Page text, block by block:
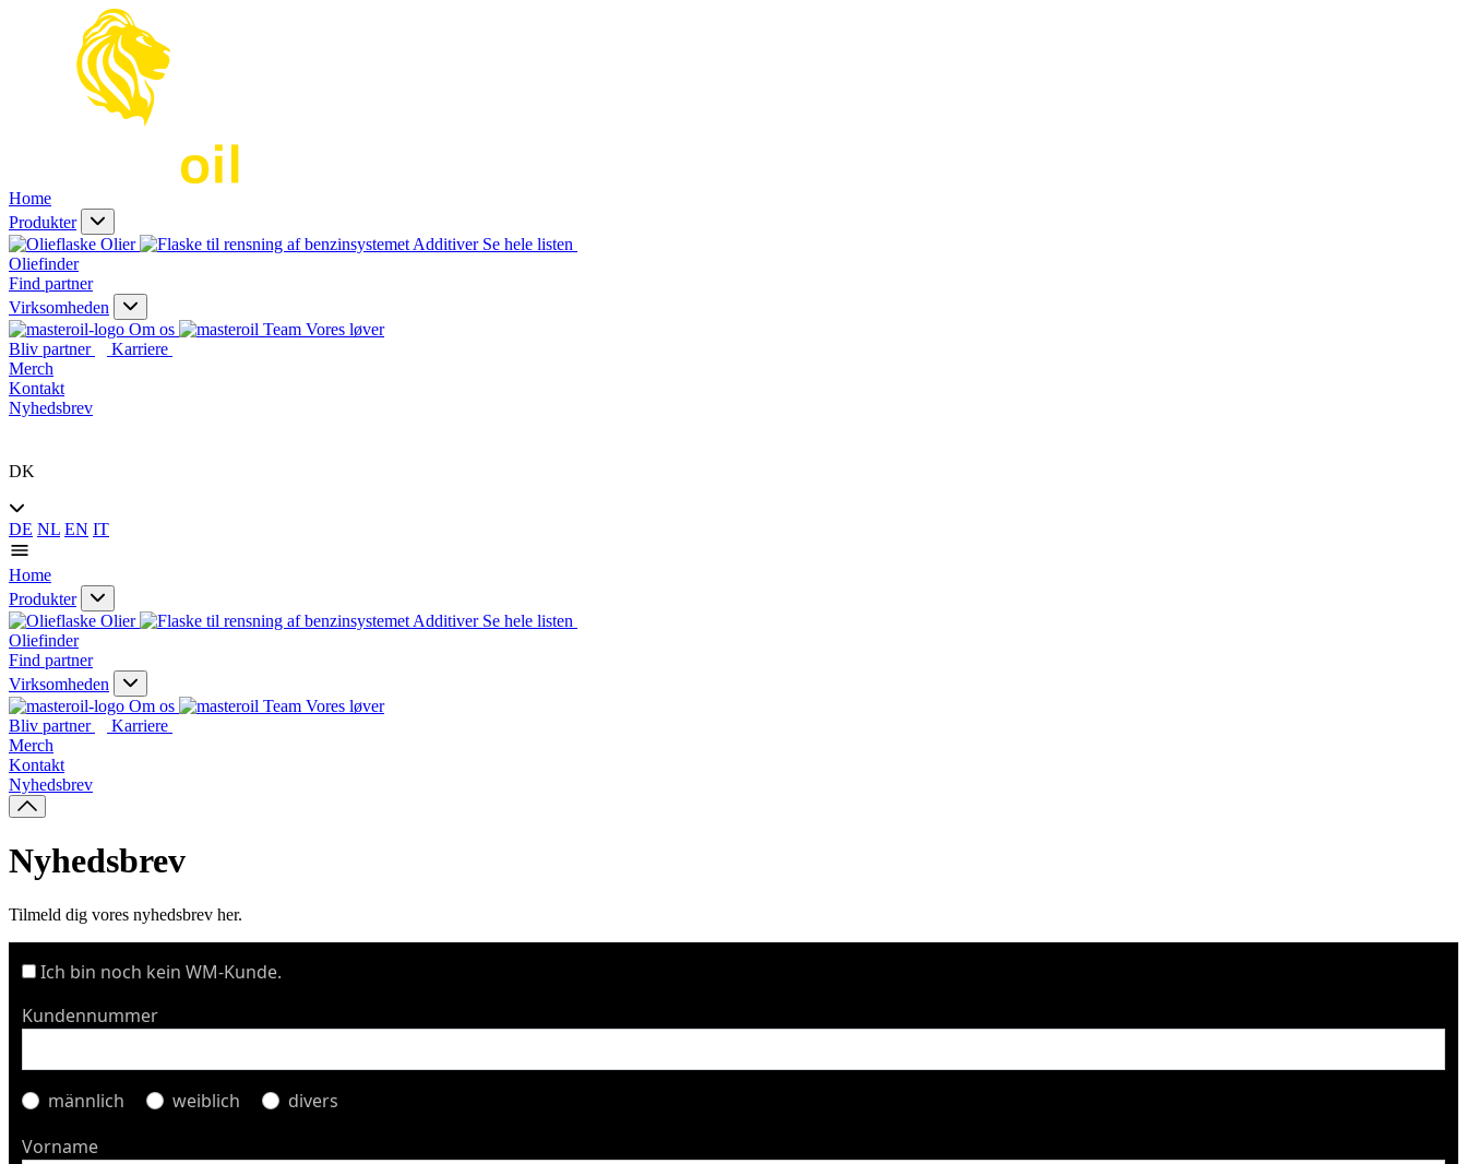
Home
Produkter
Olier
Additiver Se hele listen
Oliefinder
Find partner
Virksomheden
Om os
Vores løver
Bliv partner
Karriere
Merch
Kontakt
Nyhedsbrev
DK
DE NL EN IT
Home
Produkter
Olier
Additiver Se hele listen
Oliefinder
Find partner
Virksomheden
Om os
Vores løver
Bliv partner
Karriere
Merch
Kontakt
Nyhedsbrev
Nyhedsbrev
Tilmeld dig vores nyhedsbrev her.